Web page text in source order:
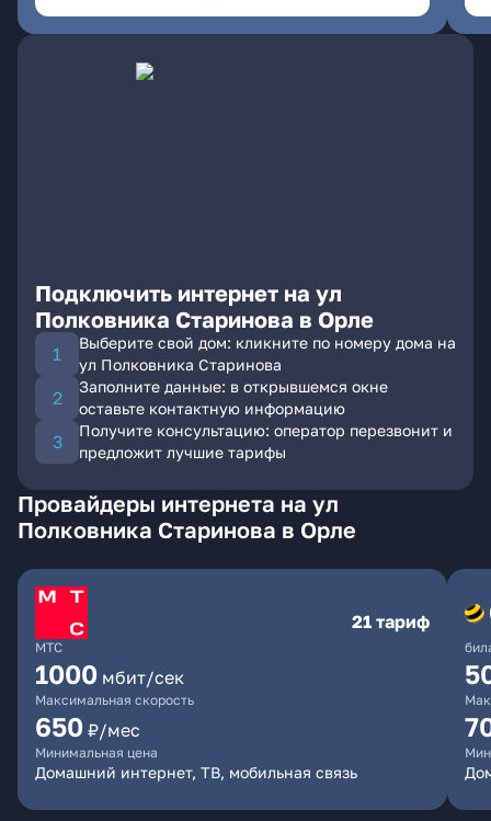
Подключить интернет на ул
Полковника Старинова в Орле
Выберите свой дом: кликните по номеру дома на
ул Полковника Старинова
Заполните данные: в открывшемся окне
оставьте контактную информацию
Получите консультацию: оператор перезвонит и
предложит лучшие тарифы
Провайдеры интернета на ул
Полковника Старинова в Орле
МТС
21 тариф
1000 мбит/сек
Максимальная скорость
650 ₽/мес
Минимальная цена
Домашний интернет, ТВ, мобильная связь